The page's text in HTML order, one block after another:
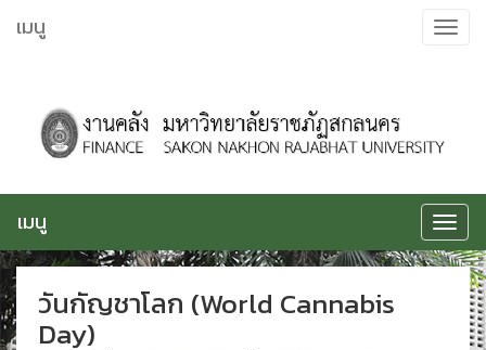
ไป
Toggle
เมนู
Toggle
เมนู
วันกัญชาโลก (World Cannabis
Day)